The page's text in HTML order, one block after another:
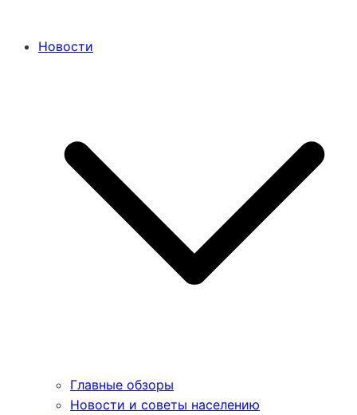
Новости
Главные обзоры
Новости и советы населению